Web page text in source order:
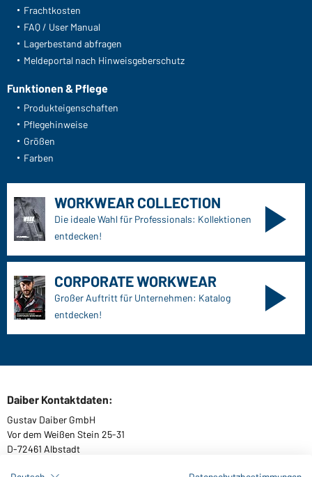
Frachtkosten
FAQ / User Manual
Lagerbestand abfragen
Meldeportal nach Hinweisgeberschutz
Funktionen & Pflege
Produkteigenschaften
Pflegehinweise
Größen
Farben
WORKWEAR COLLECTION
Die ideale Wahl für Professionals: Kollektionen
entdecken!
CORPORATE WORKWEAR
Großer Auftritt für Unternehmen: Katalog
entdecken!
Daiber Kontaktdaten:
Gustav Daiber GmbH
Vor dem Weißen Stein 25-31
D-72461 Albstadt